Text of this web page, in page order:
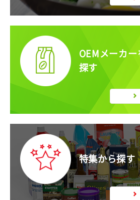
OEMメーカー
探す
特集から探す